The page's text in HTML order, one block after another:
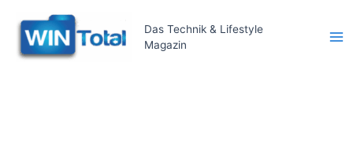
Inhalt
springen
Das Technik & Lifestyle
Magazin